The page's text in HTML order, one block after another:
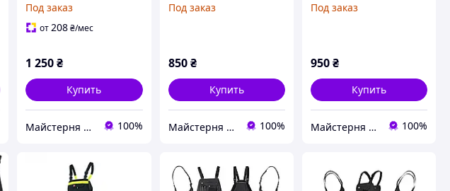
саржа хб
Под заказ
от208₴/мес
1 250₴
Купить
Майстерня Спецодягу LTM 100%
Про» 100% хлопок
Под заказ
850 ₴
Купить
Майстерня Спецодягу LTM 100%
саржа хб
Под заказ
950₴
Купить
Майстерня Спецодягу LTM 100%